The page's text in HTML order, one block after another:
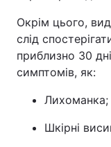
Окрім цього,
слід
приблизно 30
симптомів, як:
Лихоманка;
Шкірні